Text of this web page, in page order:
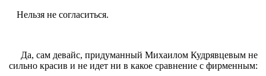
Нельзя не согласиться.
Да, сам девайс, придуманный Михаилом Кудрявцевым не
сильно красив и не идет ни в какое сравнение с фирменным: